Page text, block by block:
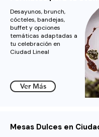
Desayunos, brunch,
cócteles, bandejas,
buffet y opciones
temáticas adaptadas a
tu celebración en
Ciudad Lineal
Ver Más
Mesas Dulces en